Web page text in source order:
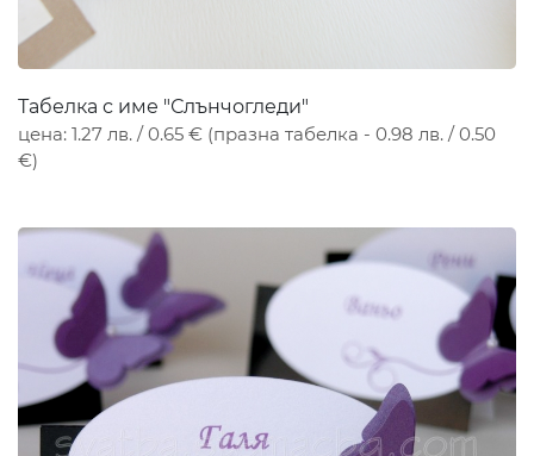
Табелка с име "Слънчогледи"
цена: 1.27 лв. / 0.65 € (празна табелка - 0.98 лв. / 0.50
€)